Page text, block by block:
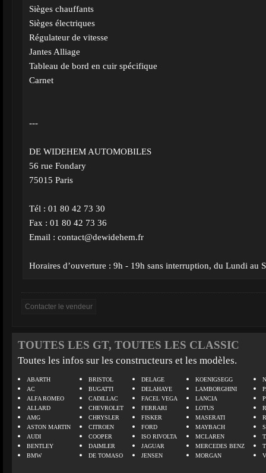
Sièges chauffants
Sièges électriques
Régulateur de vitesse
Jantes Alliage
Tableau de bord en cuir spécifique
Carnet
---
DE WIDEHEM AUTOMOBILES
56 rue Fondary
75015 Paris
Tél : 01 80 42 73 30
Fax : 01 80 42 73 36
Email : contact@dewidehem.fr
Horaires d’ouverture : 9h - 19h sans interruption, du Lundi au
TOUTES LES GT, TOUTES LES CLASSIC
Toutes les infos sur les constructeurs et les modèles.
ABARTH
AC
ALFA ROMEO
ALLARD
AMG
ASTON MARTIN
AUDI
BENTLEY
BMW
BRISTOL
BUGATTI
CADILLAC
CHEVROLET
CHRYSLER
CITROEN
COOPER
DAIMLER
DE TOMASO
DELAGE
DELAHAYE
FACEL VEGA
FERRARI
FISKER
FORD
ISO RIVOLTA
JAGUAR
JENSEN
KOENIGSEGG
LAMBORGHINI
LANCIA
LOTUS
MASERATI
MAYBACH
MCLAREN
MERCEDES BENZ
MORGAN